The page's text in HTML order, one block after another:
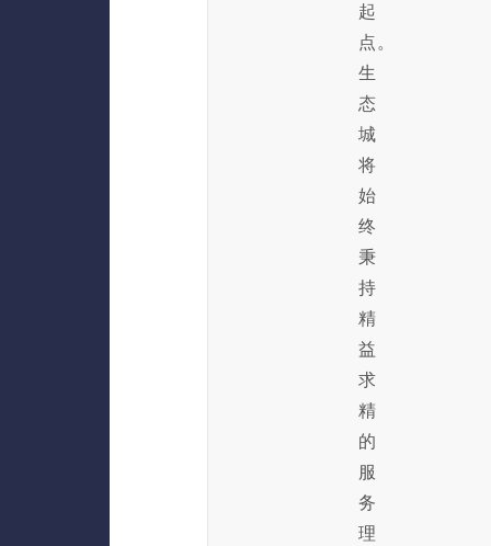
起
点。
生
态
城
将
始
终
秉
持
精
益
求
精
的
服
务
理